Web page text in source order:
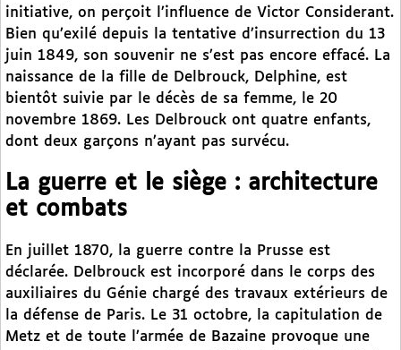
initiative, on perçoit l’influence de Victor Considerant.
Bien qu’exilé depuis la tentative d’insurrection du 13
juin 1849, son souvenir ne s’est pas encore effacé. La
naissance de la fille de Delbrouck, Delphine, est
bientôt suivie par le décès de sa femme, le 20
novembre 1869. Les Delbrouck ont quatre enfants,
dont deux garçons n’ayant pas survécu.
La guerre et le siège : architecture
et combats
En juillet 1870, la guerre contre la Prusse est
déclarée. Delbrouck est incorporé dans le corps des
auxiliaires du Génie chargé des travaux extérieurs de
la défense de Paris. Le 31 octobre, la capitulation de
Metz et de toute l’armée de Bazaine provoque une